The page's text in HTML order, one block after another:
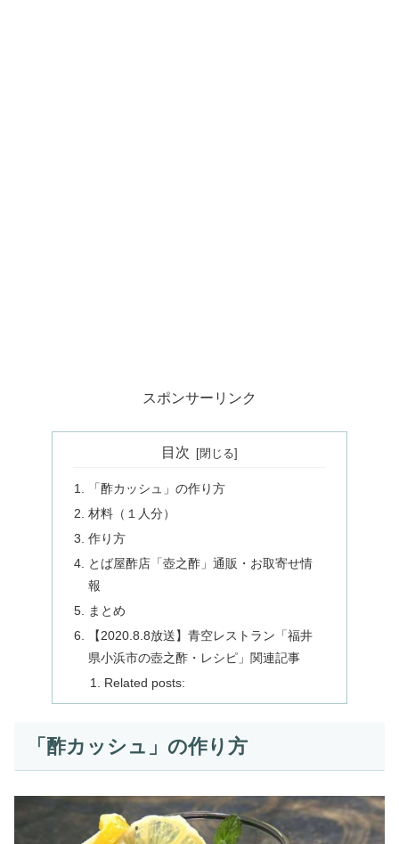
スポンサーリンク
目次
「酢カッシュ」の作り方
材料（１人分）
作り方
とば屋酢店「壺之酢」通販・お取寄せ情
報
まとめ
【2020.8.8放送】青空レストラン「福井
県小浜市の壺之酢・レシピ」関連記事
Related posts:
「酢カッシュ」の作り方